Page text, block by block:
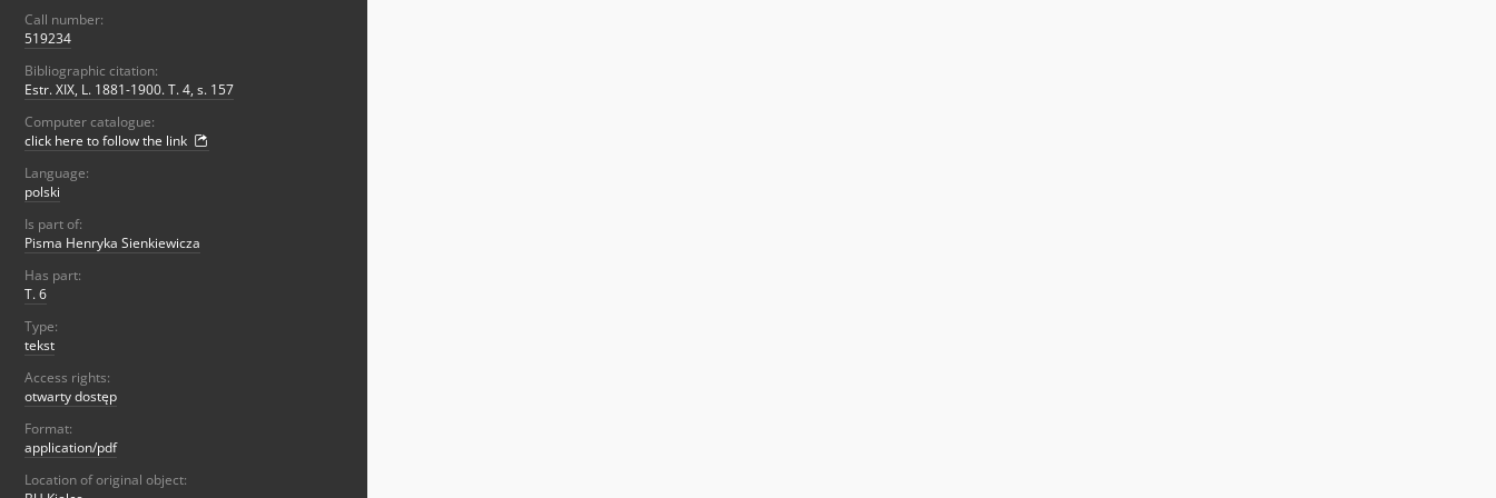
Call number:
519234
Bibliographic citation:
Estr. XIX, L. 1881-1900. T. 4, s. 157
Computer catalogue:
click here to follow the link
Language:
polski
Is part of:
Pisma Henryka Sienkiewicza
Has part:
T. 6
Type:
tekst
Access rights:
otwarty dostęp
Format:
application/pdf
Location of original object: